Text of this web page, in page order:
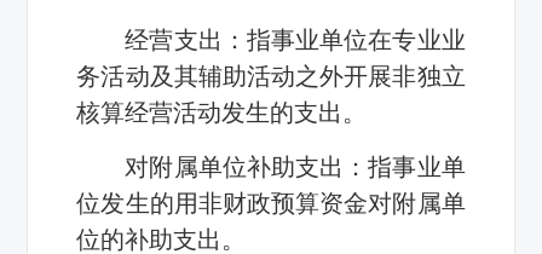
经营支出：指事业单位在专业业
务活动及其辅助活动之外开展非独立
核算经营活动发生的支出。
对附属单位补助支出：指事业单
位发生的用非财政预算资金对附属单
位的补助支出。